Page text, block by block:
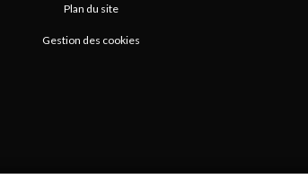
Plan du site
Gestion des cookies